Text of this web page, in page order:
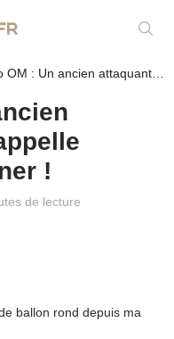
ancien attaquant de l'OL appelle Marseille pour signer !
!
de lecture
ballon rond depuis ma